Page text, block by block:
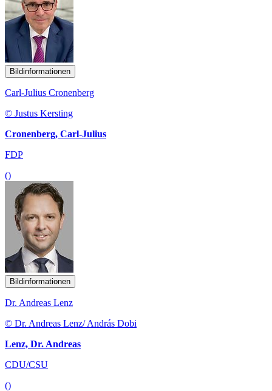
Bildinformationen
Carl-Julius Cronenberg
© Justus Kersting
Cronenberg, Carl-Julius
FDP
()
Bildinformationen
Dr. Andreas Lenz
© Dr. Andreas Lenz/ András Dobi
Lenz, Dr. Andreas
CDU/CSU
()